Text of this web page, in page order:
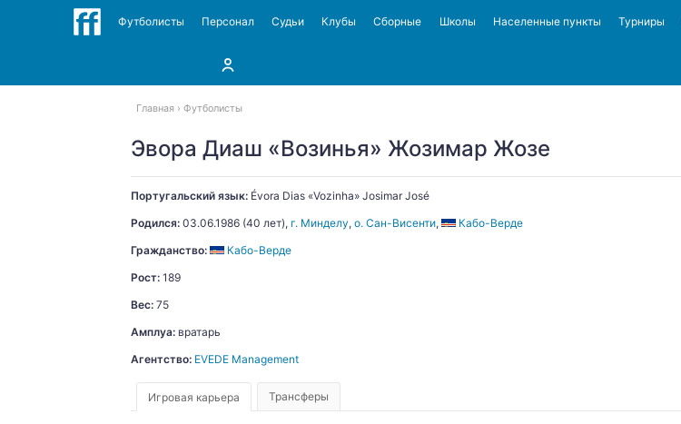
Футболисты Персонал Судьи Клубы Сборные Школы Населенные пункты Турниры
Главная Футболисты
Эвора Диаш «Возинья» Жозимар Жозе
Португальский язык: Évora Dias «Vozinha» Josimar José
Родился: 03.06.1986 (40 лет), г. Минделу, о. Сан-Висенти,
Кабо-Верде
Гражданство:
Кабо-Верде
Рост: 189
Вес: 75
Амплуа: вратарь
Агентство: EVEDE Management
Игровая карьера Трансферы